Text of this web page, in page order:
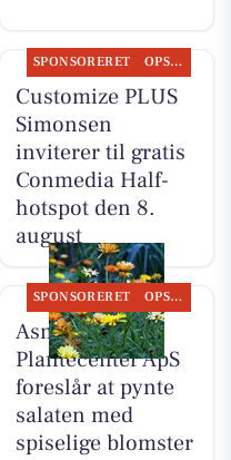
SPONSORERET OPSLAGSTAVLEN
Customize PLUS
Simonsen
inviterer til gratis
Conmedia Half-
hotspot den 8.
august
SPONSORERET OPSLAGSTAVLEN
Asmild
Plantecenter ApS
foreslår at pynte
salaten med
spiselige blomster